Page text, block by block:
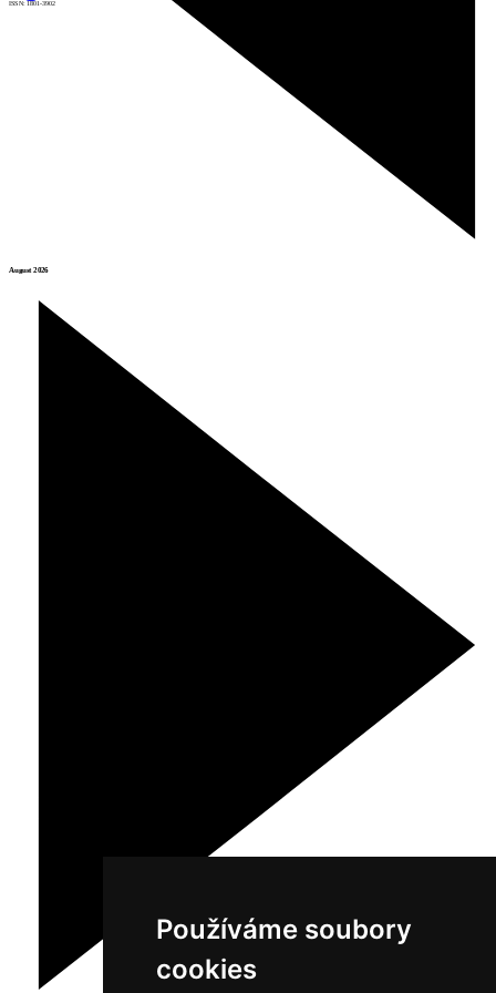
Používáme soubory
cookies
August 2026
ISSN: 1801-3902